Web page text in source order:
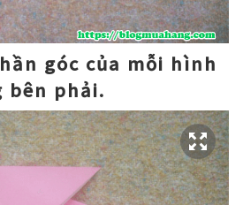
góc của mỗi hình
bên phải.